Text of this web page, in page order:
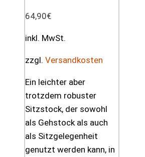
64,90€
inkl. MwSt.
zzgl. Versandkosten
Ein leichter aber
trotzdem robuster
Sitzstock, der sowohl
als Gehstock als auch
als Sitzgelegenheit
genutzt werden kann, in